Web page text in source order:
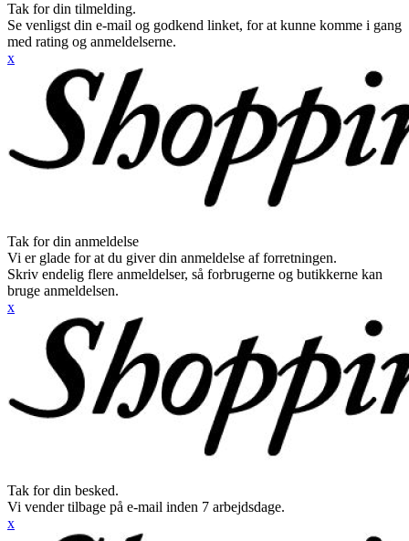
Tak for din tilmelding.
Se venligst din e-mail og godkend linket, for at kunne komme i gang
med rating og anmeldelserne.
x
Tak for din anmeldelse
Vi er glade for at du giver din anmeldelse af forretningen.
Skriv endelig flere anmeldelser, så forbrugerne og butikkerne kan
bruge anmeldelsen.
x
Tak for din besked.
Vi vender tilbage på e-mail inden 7 arbejdsdage.
x